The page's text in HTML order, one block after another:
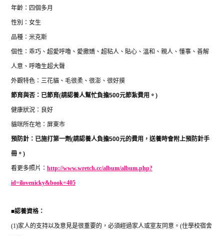
年齡：四個多月
性別：女生
品種：米克斯
個性：乖巧、超愛呼嚕、愛撒嬌、超粘人、貼心、溫和、親人、懂事、善解
人意、呼嚕生超大聲
外觀特色：三花貓、毛很柔、很澎、很好摸
節育與否：已節育(請認養人幫忙負擔500元節紮費用。 )
健康狀況：良好
貓咪所在地：屏東市
預防針：已施打第一劑(請認養人負擔500元的費用，送養時會附上預防針手
冊。 )
看更多照片： http://www.wretch.cc/album/album.php?
id=ilovenicky&book=405
■認養資格：
(1)家人的支持以及意見是很重要的，必須經過家人或室友同意。 (住學校宿舍